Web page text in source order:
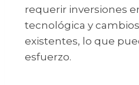
requerir inversiones
tecnológica y
existentes, lo que
esfuerzo.